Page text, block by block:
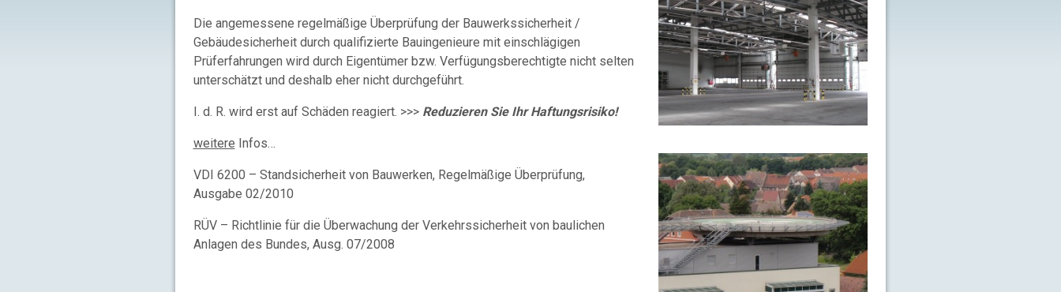
Die angemessene regelmäßige Überprüfung der Bauwerkssicherheit /
Gebäudesicherheit durch qualifizierte Bauingenieure mit einschlägigen
Prüferfahrungen wird durch Eigentümer bzw. Verfügungsberechtigte nicht selten
unterschätzt und deshalb eher nicht durchgeführt.
I. d. R. wird erst auf Schäden reagiert. >>> Reduzieren Sie Ihr Haftungsrisiko!
weitere Infos…
VDI 6200 – Standsicherheit von Bauwerken, Regelmäßige Überprüfung,
Ausgabe 02/2010
RÜV – Richtlinie für die Überwachung der Verkehrssicherheit von baulichen
Anlagen des Bundes, Ausg. 07/2008